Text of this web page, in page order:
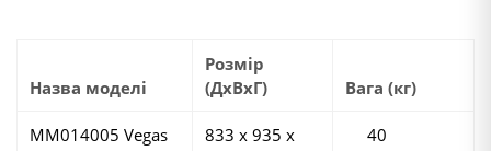
Назва моделі
Розмір
(ДхВхГ)
Вага (кг)
MM014005 Vegas
833 х 935 х
40